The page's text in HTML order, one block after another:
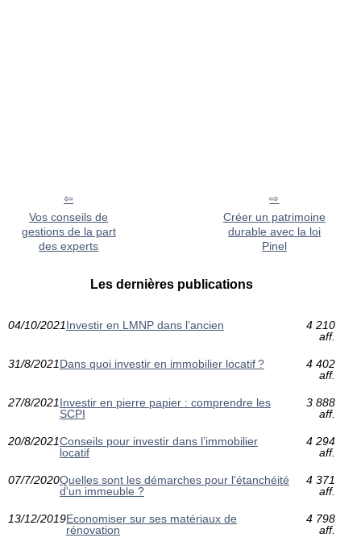
Vos conseils de
gestions de la part
des experts
Créer un patrimoine
durable avec la loi
Pinel
Les dernières publications
04/10/2021Investir en LMNP dans l’ancien
4 210
aff.
31/8/2021Dans quoi investir en immobilier locatif ?
4 402
aff.
27/8/2021Investir en pierre papier : comprendre les
SCPI
3 888
aff.
20/8/2021Conseils pour investir dans l’immobilier
locatif
4 294
aff.
07/7/2020Quelles sont les démarches pour l'étanchéité
d'un immeuble ?
4 371
aff.
13/12/2019Economiser sur ses matériaux de
rénovation
4 798
aff.